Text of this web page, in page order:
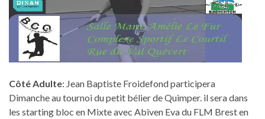
Côté Adulte: Jean Baptiste Froidefond participera
Dimanche au tournoi du petit bélier de Quimper. il sera dans
les starting bloc en Mixte avec Abiven Eva du FLM Brest en